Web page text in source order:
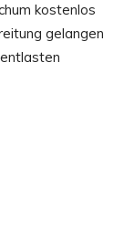
kostenlos
gelangen